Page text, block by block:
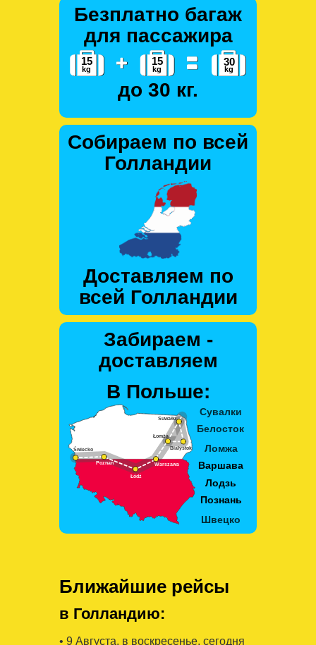
Безплатно багаж
для пассажира
до 30 кг.
Собираем по всей
Голландии
Доставляем по
всей Голландии
Забираем -
доставляем
В Польше:
Ближайшие рейсы
в Голландию:
• 9 Августa, в воскресенье, сегодня